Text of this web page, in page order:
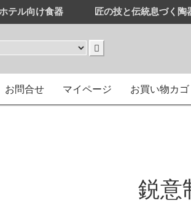
テル向け食器 匠の技と伝統息づく陶
テル等業務用卸販売
和食器・洋食器はまとめ買いがお得です。
お問合せ マイページ お買い物カゴ
鋭意